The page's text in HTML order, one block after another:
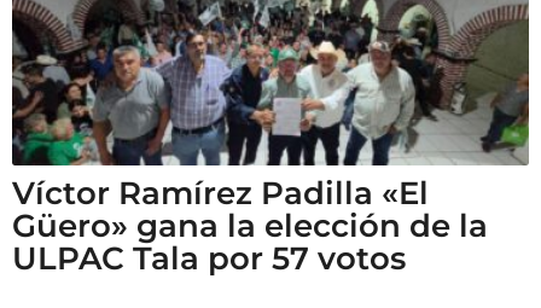
Víctor Ramírez Padilla «El
Güero» gana la elección de la
ULPAC Tala por 57 votos